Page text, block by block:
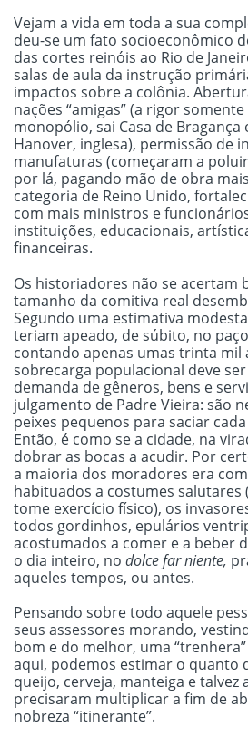
Vejam a vida em toda a sua
deu-se um fato socioeconômico
das cortes reinóis ao Rio de
salas de aula da instrução
impactos sobre a colônia.
nações “amigas” (a rigor
monopólio, sai Casa de Bragança
Hanover, inglesa), permissão de
manufaturas (começaram a
por lá, pagando mão de obra
categoria de Reino Unido,
com mais ministros e
instituições, educacionais,
financeiras.
Os historiadores não se acertam
tamanho da comitiva real
Segundo uma estimativa
teriam apeado, de súbito, no
contando apenas umas trinta mil
sobrecarga populacional deve
demanda de gêneros, bens e
julgamento de Padre Vieira: são
peixes pequenos para saciar
Então, é como se a cidade, na
dobrar as bocas a acudir. Por
a maioria dos moradores era
habituados a costumes salutares
tome exercício físico), os
todos gordinhos, epulários
acostumados a comer e a beber
o dia inteiro, no dolce far niente,
aqueles tempos, ou antes.
Pensando sobre todo aquele
seus assessores morando,
bom e do melhor, uma
aqui, podemos estimar o quanto
queijo, cerveja, manteiga e talvez
precisaram multiplicar a fim de
nobreza “itinerante”.